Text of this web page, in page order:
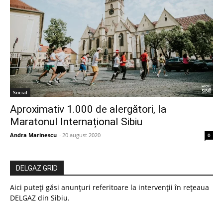
Social
Aproximativ 1.000 de alergători, la
Maratonul Internațional Sibiu
Andra Marinescu - 20 august 2020 0
DELGAZ GRID
Aici puteți găsi anunțuri referitoare la intervenții în rețeaua
DELGAZ din Sibiu.